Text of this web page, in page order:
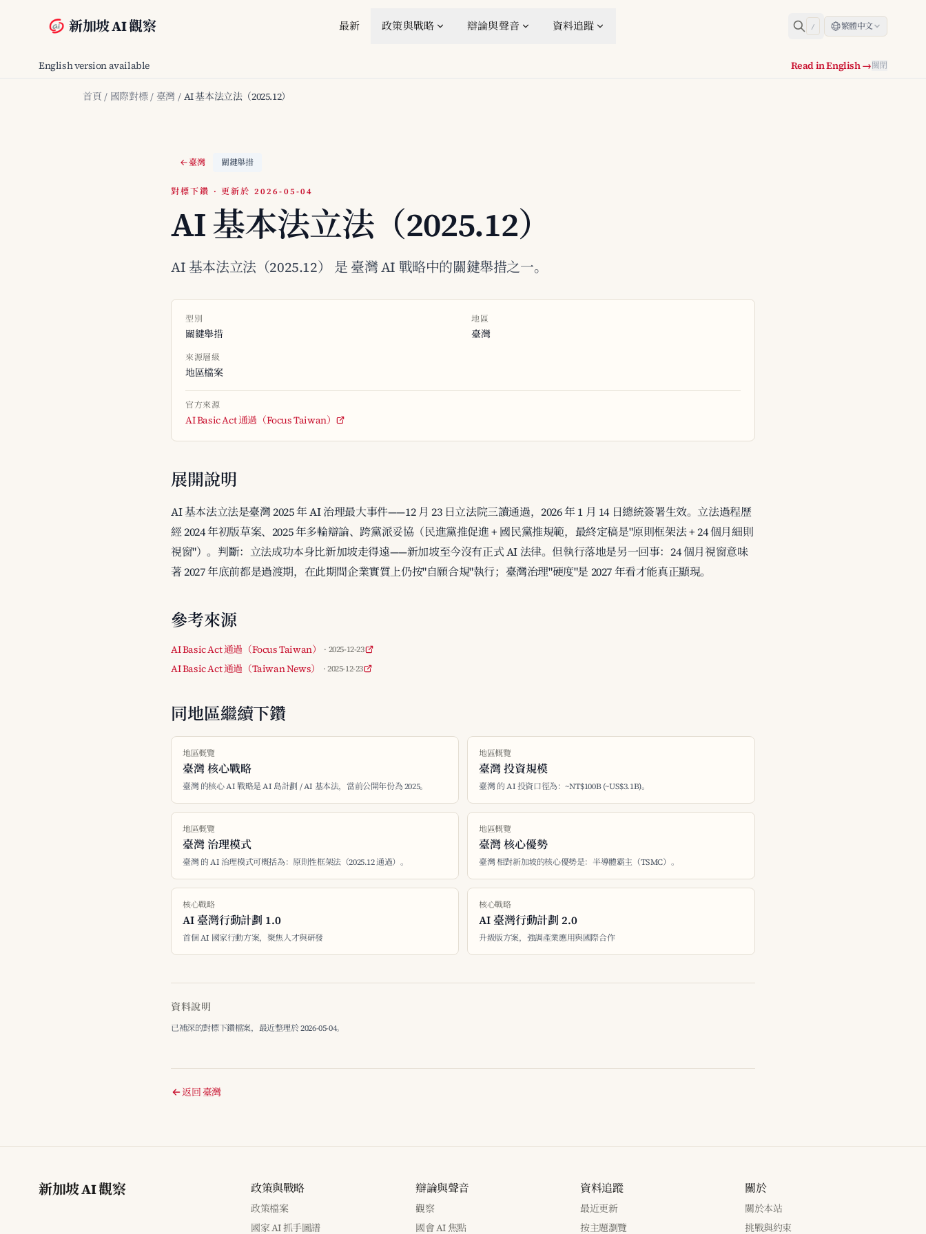
新加坡 AI 觀察 最新 政策與戰略 辯論與聲音 資料追蹤 / 繁體中文
English version available Read in English →關閉
首頁 / 國際對標 / 臺灣 / AI 基本法立法（2025.12）
臺灣 關鍵舉措
對標下鑽 · 更新於 2026-05-04
AI 基本法立法（2025.12）
AI 基本法立法（2025.12） 是 臺灣 AI 戰略中的關鍵舉措之一。
型別
關鍵舉措
地區
臺灣
來源層級
地區檔案
官方來源
AI Basic Act 通過（Focus Taiwan）
展開說明
AI 基本法立法是臺灣 2025 年 AI 治理最大事件——12 月 23 日立法院三讀通過，2026 年 1 月 14 日總統簽署生效。立法過程歷
經 2024 年初版草案、2025 年多輪辯論、跨黨派妥協（民進黨推促進 + 國民黨推規範，最終定稿是"原則框架法 + 24 個月細則
視窗"）。判斷：立法成功本身比新加坡走得遠——新加坡至今沒有正式 AI 法律。但執行落地是另一回事：24 個月視窗意味
著 2027 年底前都是過渡期，在此期間企業實質上仍按"自願合規"執行；臺灣治理"硬度"是 2027 年看才能真正顯現。
參考來源
AI Basic Act 通過（Focus Taiwan） · 2025-12-23
AI Basic Act 通過（Taiwan News） · 2025-12-23
同地區繼續下鑽
地區概覽
臺灣 核心戰略
臺灣 的核心 AI 戰略是 AI 島計劃 / AI 基本法，當前公開年份為 2025。
地區概覽
臺灣 投資規模
臺灣 的 AI 投資口徑為：~NT$100B (~US$3.1B)。
地區概覽
臺灣 治理模式
臺灣 的 AI 治理模式可概括為：原則性框架法（2025.12 通過）。
地區概覽
臺灣 核心優勢
臺灣 相對新加坡的核心優勢是：半導體霸主（TSMC）。
核心戰略
AI 臺灣行動計劃 1.0
首個 AI 國家行動方案，聚焦人才與研發
核心戰略
AI 臺灣行動計劃 2.0
升級版方案，強調產業應用與國際合作
資料說明
已補深的對標下鑽檔案，最近整理於 2026-05-04。
返回 臺灣
新加坡 AI 觀察 政策與戰略
政策檔案
國家 AI 抓手圖譜
辯論與聲音
觀察
國會 AI 焦點
資料追蹤
最近更新
按主題瀏覽
關於
關於本站
挑戰與約束